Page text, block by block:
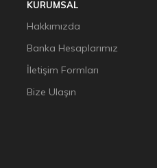
KURUMSAL
Hakkımızda
Banka Hesaplarımız
İletişim Formları
Bize Ulaşın